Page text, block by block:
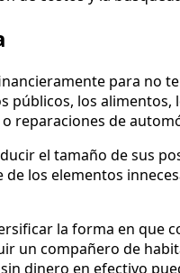
para no
públicos, los
reparaciones de
el tamaño de sus
los elementos
la forma en
un compañero de
dinero en efectivo